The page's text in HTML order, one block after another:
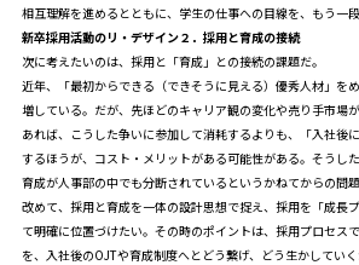
相互理解を進めるとともに、学生の仕事への目線を、もう一
新卒採用活動のリ・デザイン２．採用と育成の接続
次に考えたいのは、採用と「育成」との接続の課題だ。
近年、「最初からできる（できそうに見える）優秀人材」を
増している。だが、先ほどのキャリア観の変化や売り手市場
あれば、こうした争いに参加して消耗するよりも、「入社後
するほうが、コスト・メリットがある可能性がある。そうし
育成が人事部の中でも分断されているというかねてからの問題
改めて、採用と育成を一体の設計思想で捉え、採用を「成長
て明確に位置づけたい。その時のポイントは、採用プロセス
を、入社後のOJTや育成制度へとどう繋げ、どう生かしていく